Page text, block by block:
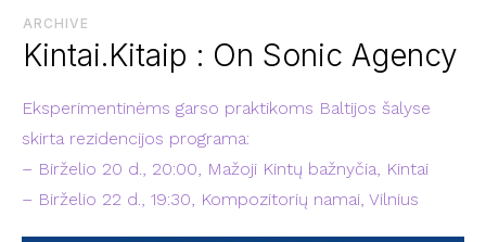
ARCHIVE
Kintai.Kitaip : On Sonic Agency
Eksperimentinėms garso praktikoms Baltijos šalyse
skirta rezidencijos programa:
– Birželio 20 d., 20:00, Mažoji Kintų bažnyčia, Kintai
– Birželio 22 d., 19:30, Kompozitorių namai, Vilnius